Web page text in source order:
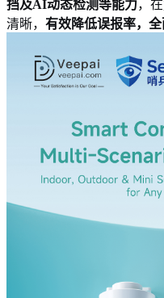
挡及AI动态检测等能力，
清晰， 有效降低误报率，全